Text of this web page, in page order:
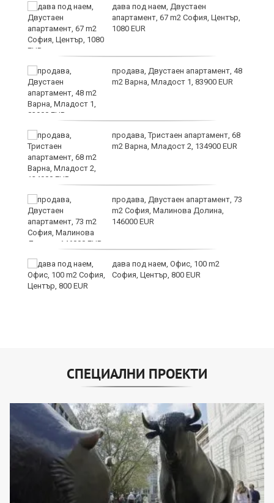
дава под наем, Двустаен
апартамент, 67 m2 София, Център,
1080 EUR
продава, Двустаен апартамент, 48
m2 Варна, Младост 1, 83900 EUR
продава, Тристаен апартамент, 68
m2 Варна, Младост 2, 134900 EUR
продава, Двустаен апартамент, 73
m2 София, Малинова Долина,
146000 EUR
дава под наем, Офис, 100 m2
София, Център, 800 EUR
СПЕЦИАЛНИ ПРОЕКТИ